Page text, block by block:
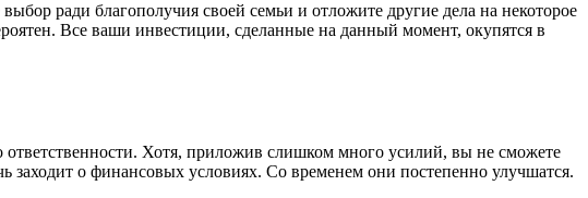
ради благополучия своей семьи и отложите другие дела на некоторое
Все ваши инвестиции, сделанные на данный момент, окупятся в
Хотя, приложив слишком много усилий, вы не сможете
заходит о финансовых условиях. Со временем они постепенно улучшатся.